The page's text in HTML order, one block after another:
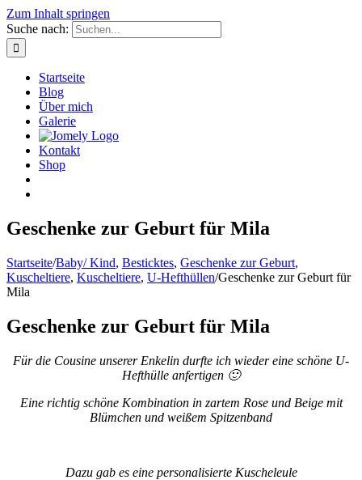
Zum Inhalt springen
Suche nach:
Startseite
Blog
Über mich
Galerie
Kontakt
Shop
Geschenke zur Geburt für Mila
Startseite/Baby/ Kind, Besticktes, Geschenke zur Geburt,
Kuscheltiere, Kuscheltiere, U-Hefthüllen/Geschenke zur Geburt für
Mila
Geschenke zur Geburt für Mila
Für die Cousine unserer Enkelin durfte ich wieder eine schöne U-
Hefthülle anfertigen 🙂
Eine richtig schöne Kombination in zartem Rose und Beige mit
Blümchen und weißem Spitzenband
Dazu gab es eine personalisierte Kuscheleule